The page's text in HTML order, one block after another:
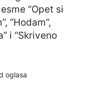
“Opet si
“Hodam”,
i “Skriveno
oglasa